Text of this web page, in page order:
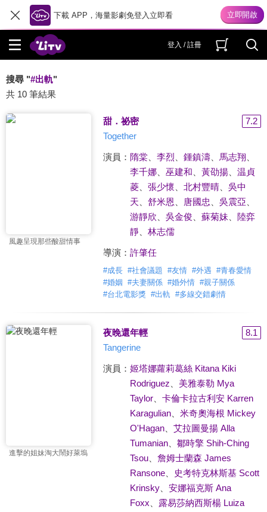
下載 APP，海量影劇免登入立即看
登入 / 註冊
搜尋 "#出軌"
共 10 筆結果
風趣呈現那些酸甜情事
甜．祕密
7.2
Together
演員： 隋棠 李烈 鍾鎮濤、 馬志翔
李千娜、 巫建和 黃劭揚、 温貞
菱、 張少懷 北村豐晴、 吳中
天
舒米恩 唐國忠 吳震亞
游靜欣
吳金俊 蘇菊妹
陸弈
靜、 林志儒
導演： 許肇任
#成長 #社會議題 #友情 #外遇 #青春愛情
#婚姻 #夫妻關係 #婚外情 #親子關係
#台北電影獎 #出軌 #多線交錯劇情
進擊的姐妹淘大鬧好萊塢
夜晚還年輕
8.1
Tangerine
演員： 姬塔娜蘿莉葛絲 Kitana Kiki
Rodriguez
美雅泰勒 Mya
Taylor、 卡倫卡拉古利安 Karren
Karagulian、 米奇奧海根 Mickey
O'Hagan、 艾拉圖曼揚 Alla
Tumanian、 鄒時擎 Shih-Ching
Tsou、 詹姆士蘭森 James
Ransone、
史考特克林斯基 Scott
Krinsky、 安娜福克斯 Ana
Foxx
露易莎納西斯楊 Luiza